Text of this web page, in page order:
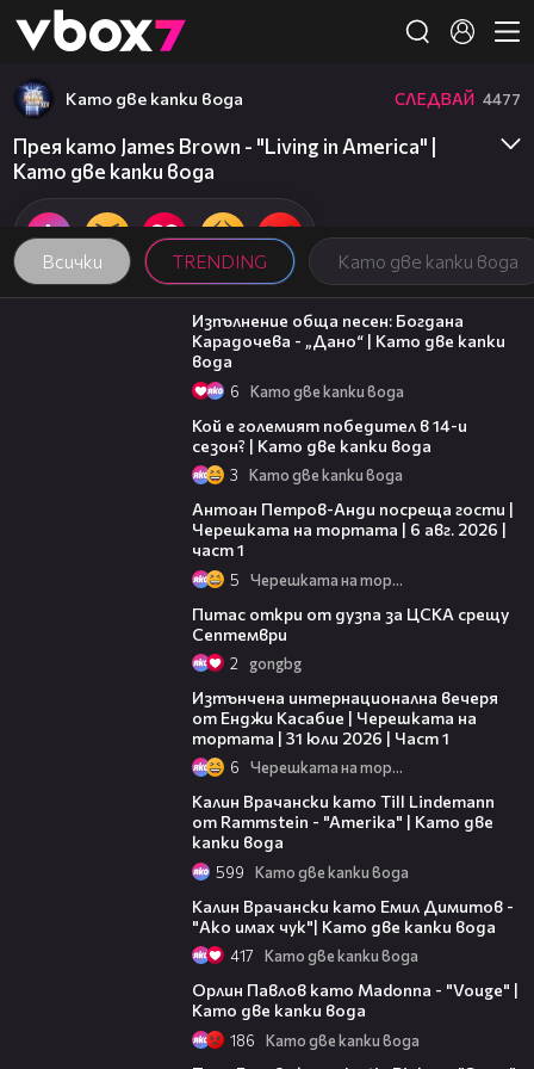
👾
Всички TRENDING Като две капки вода
Като две капки вода СЛЕДВАЙ 4477
Прея като James Brown - "Living in America" |
Като две капки вода
02:36
Изпълнение обща песен: Богдана
Карадочева - „Дано“ | Като две капки
вода
6 Като две капки вода
Кой е големият победител в 14-и
сезон? | Като две капки вода
3 Като две капки вода
Антоан Петров-Анди посреща гости |
Черешката на тортата | 6 авг. 2026 |
част 1
5 Черешката на тортата
Питас откри от дузпа за ЦСКА срещу
Септември
2 gongbg
Изтънчена интернационална вечеря
от Енджи Касабие | Черешката на
тортата | 31 юли 2026 | Част 1
6 Черешката на тортата
Калин Врачански като Till Lindemann
от Rammstein - "Amerika" | Като две
капки вода
599 Като две капки вода
Калин Врачански като Емил Димитов -
"Ако имах чук"| Като две капки вода
417 Като две капки вода
Орлин Павлов като Мadonna - "Vouge" |
Като две капки вода
186 Като две капки вода